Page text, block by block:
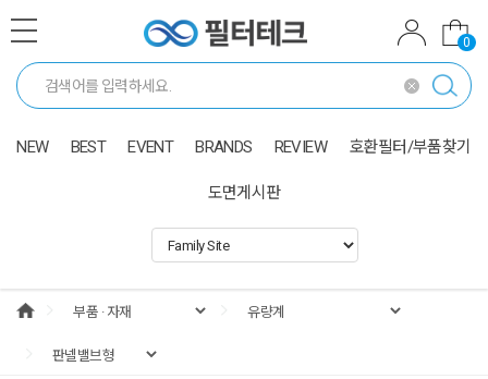
0
NEW BEST EVENT BRANDS REVIEW 호환필터/부품찾기
도면게시판